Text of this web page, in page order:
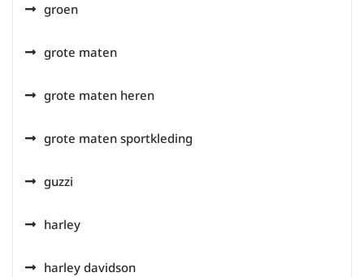
groen
grote maten
grote maten heren
grote maten sportkleding
guzzi
harley
harley davidson